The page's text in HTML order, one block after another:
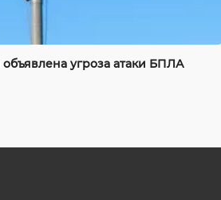
угроза атаки БПЛА